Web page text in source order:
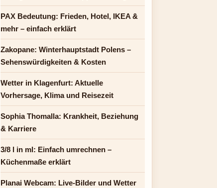
PAX Bedeutung: Frieden, Hotel, IKEA &
mehr – einfach erklärt
Zakopane: Winterhauptstadt Polens –
Sehenswürdigkeiten & Kosten
Wetter in Klagenfurt: Aktuelle
Vorhersage, Klima und Reisezeit
Sophia Thomalla: Krankheit, Beziehung
& Karriere
3/8 l in ml: Einfach umrechnen –
Küchenmaße erklärt
Planai Webcam: Live-Bilder und Wetter